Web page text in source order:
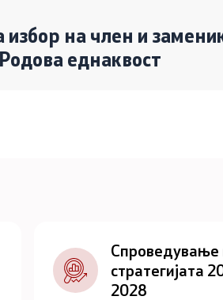
избор на член и
еднаквост
Спроведување
стратегијата
2028